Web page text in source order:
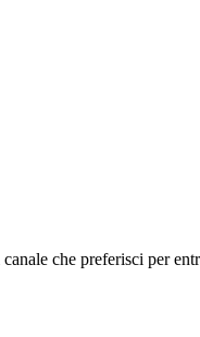
che preferisci per